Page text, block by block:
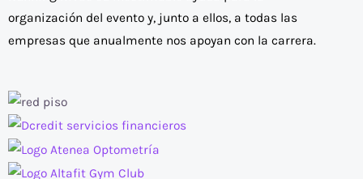
organización del evento y, junto a ellos, a todas las
empresas que anualmente nos apoyan con la carrera.